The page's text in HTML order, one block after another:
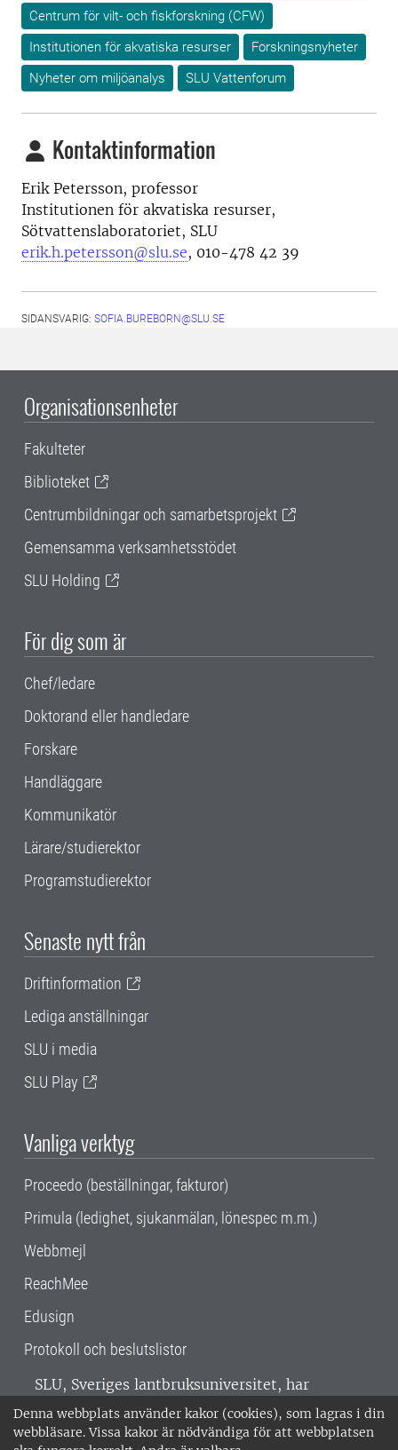
Denna webbplats använder kakor (cookies), som lagras i din
webbläsare. Vissa kakor är nödvändiga för att webbplatsen
Centrum för vilt- och fiskforskning (CFW)
Institutionen för akvatiska resurser
Forskningsnyheter
Nyheter om miljöanalys
SLU Vattenforum
Kontaktinformation
Erik Petersson, professor
Institutionen för akvatiska resurser,
Sötvattenslaboratoriet, SLU
erik.h.petersson@slu.se, 010-478 42 39
SIDANSVARIG: SOFIA.BUREBORN@SLU.SE
Organisationsenheter
Fakulteter
Biblioteket
Centrumbildningar och samarbetsprojekt
Gemensamma verksamhetsstödet
SLU Holding
För dig som är
Chef/ledare
Doktorand eller handledare
Forskare
Handläggare
Kommunikatör
Lärare/studierektor
Programstudierektor
Senaste nytt från
Driftinformation
Lediga anställningar
SLU i media
SLU Play
Vanliga verktyg
Proceedo (beställningar, fakturor)
Primula (ledighet, sjukanmälan, lönespec m.m.)
Webbmejl
ReachMee
Edusign
Protokoll och beslutslistor
SLU, Sveriges lantbruksuniversitet, har
verksamhet över hela Sverige. Huvudorter är
Alnarp, Uppsala och Umeå.SLU är